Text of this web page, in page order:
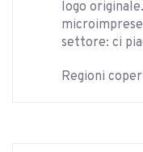
logo
settore: ci
Regioni